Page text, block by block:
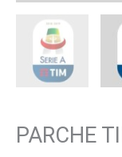
PARCHE
PARCHE